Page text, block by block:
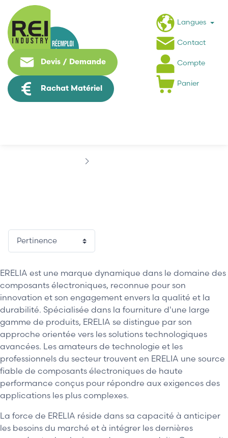
Devis / Demande
Rachat Matériel
Langues
Contact
Compte
Panier
ERELIA est une marque dynamique dans le domaine des
composants électroniques, reconnue pour son
innovation et son engagement envers la qualité et la
durabilité. Spécialisée dans la fourniture d'une large
gamme de produits, ERELIA se distingue par son
approche orientée vers les solutions technologiques
avancées. Les amateurs de technologie et les
professionnels du secteur trouvent en ERELIA une source
fiable de composants électroniques de haute
performance conçus pour répondre aux exigences des
applications les plus complexes.
La force de ERELIA réside dans sa capacité à anticiper
les besoins du marché et à intégrer les dernières